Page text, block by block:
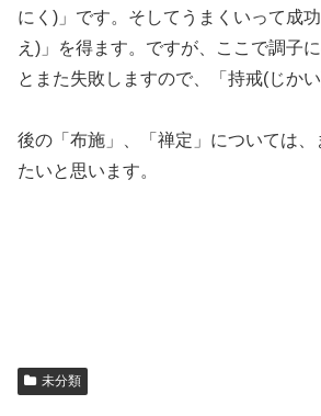
にく)」です。そしてうまくいって成
え)」を得ます。ですが、ここで調子
とまた失敗しますので、「持戒(じかい
後の「布施」、「禅定」については
たいと思います。
未分類